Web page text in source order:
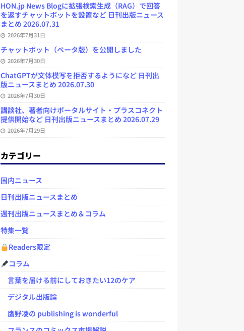
HON.jp News Blogに拡張検索生成（RAG）で回答
を返すチャットボットを設置など 日刊出版ニュース
まとめ 2026.07.31
2026年7月31日
チャットボット（ベータ版）を公開しました
2026年7月30日
ChatGPTが文体模写を拒否するようになど 日刊出
版ニュースまとめ 2026.07.30
2026年7月30日
講談社、著者向けポータルサイト・プラスコネクト
提供開始など 日刊出版ニュースまとめ 2026.07.29
2026年7月29日
カテゴリー
国内ニュース
日刊出版ニュースまとめ
週刊出版ニュースまとめ＆コラム
特集一覧
Readers限定
コラム
言葉を届ける前にしておきたい12のケア
デジタル出版論
鷹野凌の publishing is wonderful